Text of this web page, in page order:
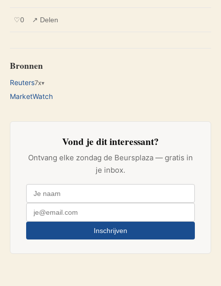
♡0 ↗ Delen
Bronnen
Reuters7x▾
MarketWatch
Vond je dit interessant?
Ontvang elke zondag de Beursplaza — gratis in
je inbox.
Inschrijven